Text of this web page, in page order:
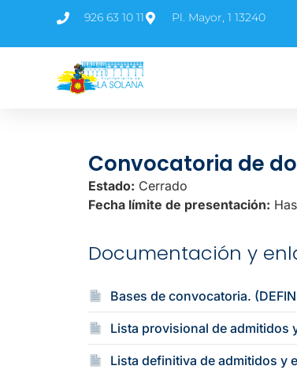
926 63 10 11 Pl. Mayor, 1 13240
Convocatoria de
Estado: Cerrado
Fecha límite de presentación:
Documentación y
Bases de convocatoria.
Lista provisional de admitidos
Lista definitiva de admitidos y